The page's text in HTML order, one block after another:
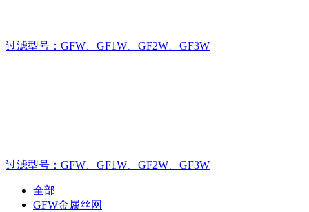
过滤型号：GFW、GF1W、GF2W、GF3W
过滤型号：GFW、GF1W、GF2W、GF3W
全部
GFW金属丝网